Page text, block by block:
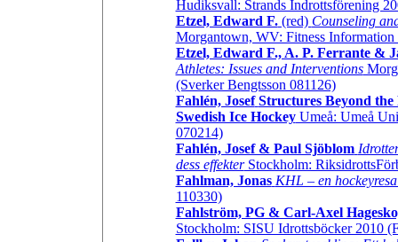
Hudiksvall: Strands Indrottsförening
Etzel, Edward F.(red) Counseling
Morgantown, WV: Fitness
Etzel, Edward F., A. P. Ferrante &
Athletes: Issues and Interventions
(Sverker Bengtsson 081126)
Fahlén, Josef Structures Beyond
Swedish Ice HockeyUmeå: Umeå
070214)
Fahlén, Josef & Paul Sjöblom
dess effekterStockholm:
Fahlman, Jonas KHL – en
110330)
Fahlström, PG & Carl-Axel
Stockholm: SISU Idrottsböcker 2010